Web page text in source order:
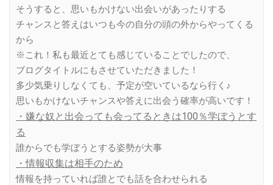
そうすると、思いもかけない出会いがあったりする
チャンスと答えはいつも今の自分の頭の外からやってくる
から
※これ！私も最近とても感じていることでしたので、
ブログタイトルにもさせていただきました！
多少気乗りしなくても、予定が空いているなら行く♪
思いもかけないチャンスや答えに出会う確率が高いです！
・嫌な奴と出会っても会ってるときは100％学ぼうとす
る
誰からでも学ぼうとする姿勢が大事
・情報収集は相手のため
情報を持っていれば誰とでも話を合わせられる